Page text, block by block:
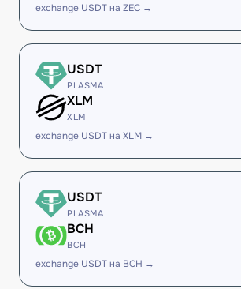
exchange USDT на ZEC →
USDT
PLASMA
XLM
XLM
exchange USDT на XLM →
USDT
PLASMA
BCH
BCH
exchange USDT на BCH →